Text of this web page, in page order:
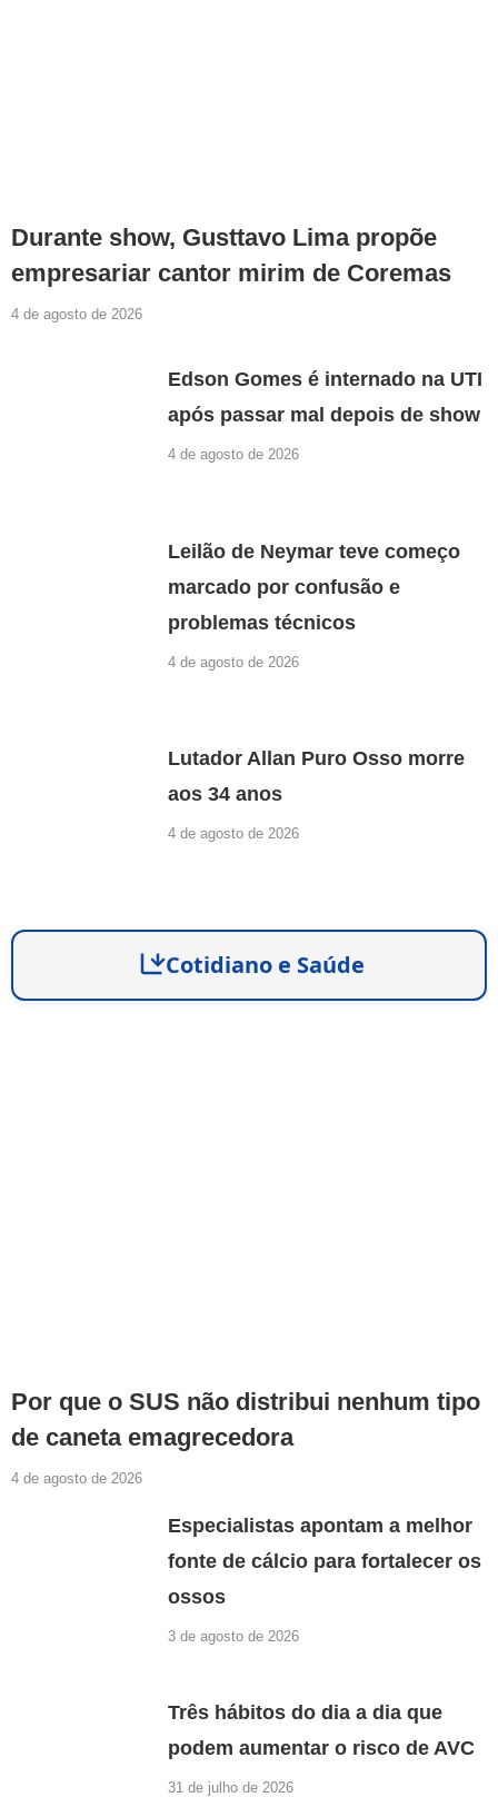
Durante show, Gusttavo Lima propõe
empresariar cantor mirim de Coremas
4 de agosto de 2026
Edson Gomes é internado na UTI
após passar mal depois de show
4 de agosto de 2026
Leilão de Neymar teve começo
marcado por confusão e
problemas técnicos
4 de agosto de 2026
Lutador Allan Puro Osso morre
aos 34 anos
4 de agosto de 2026
Cotidiano e Saúde
Por que o SUS não distribui nenhum tipo
de caneta emagrecedora
4 de agosto de 2026
Especialistas apontam a melhor
fonte de cálcio para fortalecer os
ossos
3 de agosto de 2026
Três hábitos do dia a dia que
podem aumentar o risco de AVC
31 de julho de 2026